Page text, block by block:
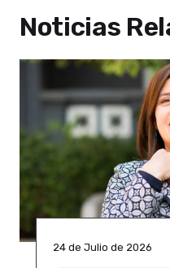
Noticias
24 de Julio de 2026